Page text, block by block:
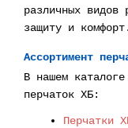
различных видов
защиту и комфорт.
Ассортимент
В нашем
перчаток ХБ:
Перчатки